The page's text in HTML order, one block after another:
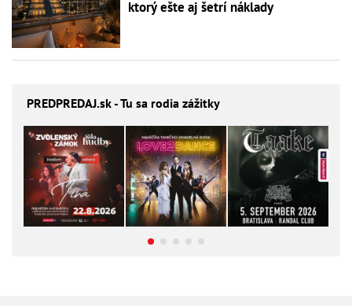
ktorý ešte aj šetrí náklady
PREDPREDAJ.sk - Tu sa rodia zážitky